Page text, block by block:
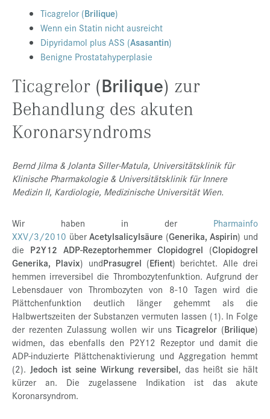
Presse
Jobs
Kontakt
Datenschutz
Service-Links
de | en
Ticagrelor (Brilique)
Wenn ein Statin nicht ausreicht
Dipyridamol plus ASS (Asasantin)
Benigne Prostatahyperplasie
Ticagrelor (Brilique) zur
Behandlung des akuten
Koronarsyndroms
Bernd Jilma & Jolanta Siller-Matula, Universitätsklinik für
Klinische Pharmakologie & Universitätsklinik für Innere
Medizin II, Kardiologie, Medizinische Universität Wien.
Wir haben in der Pharmainfo
XXV/3/2010 überAcetylsalicylsäure (Generika, Aspirin) und
die P2Y12 ADP-Rezeptorhemmer Clopidogrel (Clopidogrel
Generika, Plavix) undPrasugrel (Efient) berichtet. Alle drei
hemmen irreversibel die Thrombozytenfunktion. Aufgrund der
Lebensdauer von Thrombozyten von 8-10 Tagen wird die
Plättchenfunktion deutlich länger gehemmt als die
Halbwertszeiten der Substanzen vermuten lassen (1). In Folge
der rezenten Zulassung wollen wir uns Ticagrelor(Brilique)
widmen, das ebenfalls den P2Y12 Rezeptor und damit die
ADP-induzierte Plättchenaktivierung und Aggregation hemmt
(2). Jedoch ist seine Wirkung reversibel, das heißt sie hält
kürzer an. Die zugelassene Indikation ist das akute
Koronarsyndrom.